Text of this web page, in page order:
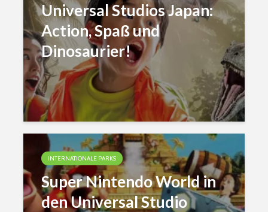
Universal Studios Japan:
Action, Spaß und
Dinosaurier!
INTERNATIONALE PARKS
Super Nintendo World in
den Universal Studio